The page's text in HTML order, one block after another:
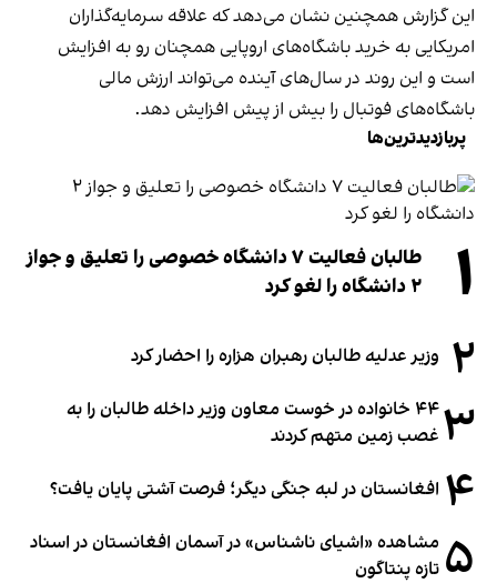
این گزارش همچنین نشان می‌دهد که علاقه سرمایه‌گذاران
امریکایی به خرید باشگاه‌های اروپایی همچنان رو به افزایش
است و این روند در سال‌های آینده می‌تواند ارزش مالی
باشگاه‌های فوتبال را بیش از پیش افزایش دهد.
پربازدیدترین‌ها
۱
طالبان فعالیت ۷ دانشگاه خصوصی را تعلیق و جواز
۲ دانشگاه را لغو کرد
۲ وزیر عدلیه طالبان رهبران هزاره را احضار کرد
۳
۴۴ خانواده در خوست معاون وزیر داخله طالبان را به
غصب زمین متهم کردند
۴ افغانستان در لبه جنگی دیگر؛ فرصت آشتی پایان یافت؟
۵ مشاهده «اشیای ناشناس» در آسمان افغانستان در اسناد
تازه پنتاگون